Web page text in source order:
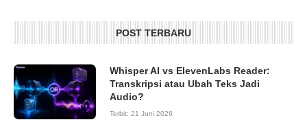
POST TERBARU
Whisper AI vs ElevenLabs Reader:
Transkripsi atau Ubah Teks Jadi
Audio?
Terbit: 21 Juni 2026